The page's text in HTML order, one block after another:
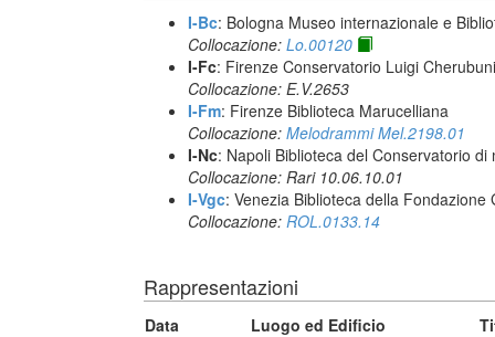
I-Bc: Bologna Museo internazionale e
Collocazione: Lo.00120
I-Fc: Firenze Conservatorio Luigi Cherubuni
Collocazione: E.V.2653
I-Fm: Firenze Biblioteca Marucelliana
Collocazione: Melodrammi Mel.2198.01
I-Nc: Napoli Biblioteca del Conservatorio
Collocazione: Rari 10.06.10.01
I-Vgc: Venezia Biblioteca della Fondazione
Collocazione: ROL.0133.14
Rappresentazioni
Data Luogo ed Edificio